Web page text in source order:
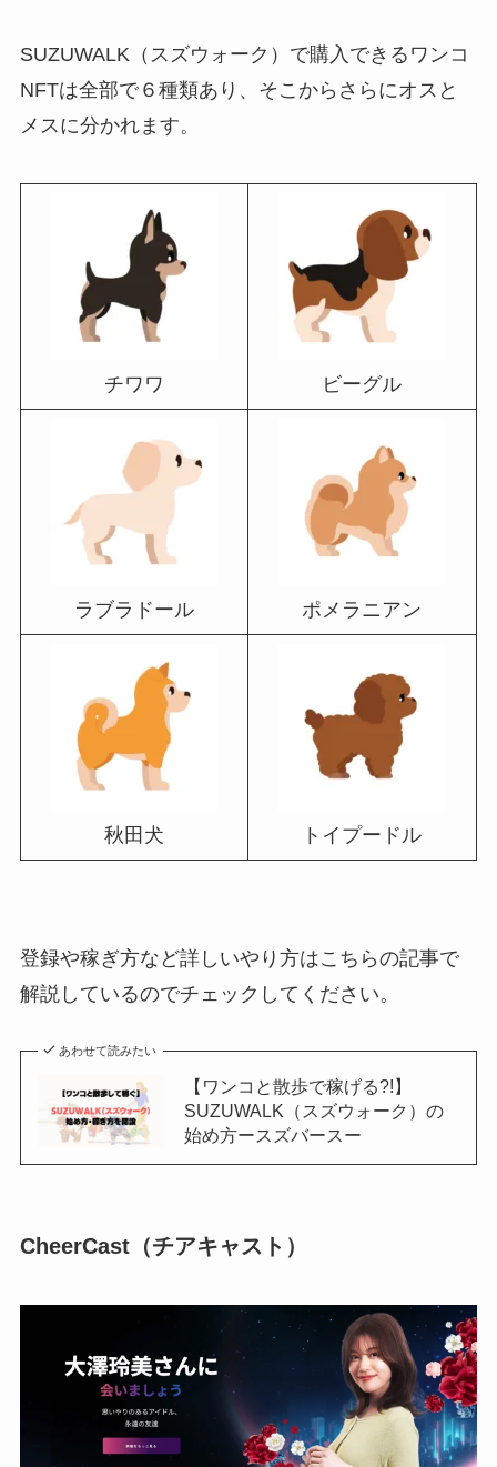
SUZUWALK（スズウォーク）で購入できるワンコ
NFTは全部で６種類あり、そこからさらにオスと
メスに分かれます。
チワワ ビーグル
ラブラドール ポメラニアン
秋田犬 トイプードル
登録や稼ぎ方など詳しいやり方はこちらの記事で
解説しているのでチェックしてください。
あわせて読みたい
【ワンコと散歩で稼げる?!】
SUZUWALK（スズウォーク）の
始め方ースズバースー
CheerCast（チアキャスト）